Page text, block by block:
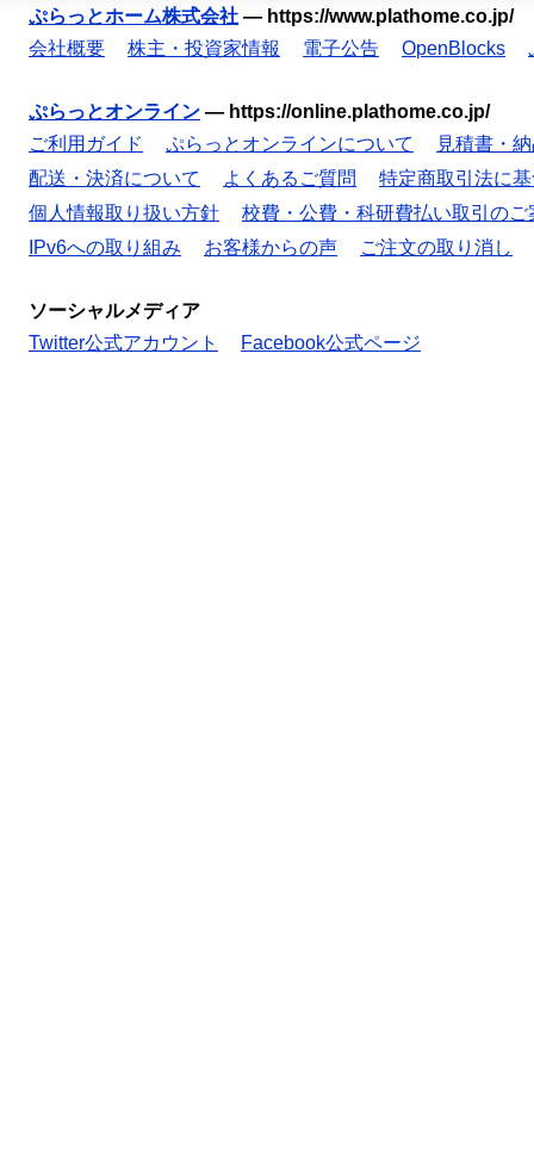
ぷらっとホーム株式会社 — https://www.plathome.co.jp/
会社概要
株主・投資家情報 電子公告 OpenBlocks
ぷらっとオンライン — https://online.plathome.co.jp/
ご利用ガイド
ぷらっとオンラインについて
見積書・
配送・決済について
よくあるご質問
特定商取引法に
個人情報取り扱い方針
校費・公費・科研費払い取引のご
IPv6への取り組み
お客様からの声 ご注文の取り消し
ソーシャルメディア
Twitter公式アカウント
Facebook公式ページ